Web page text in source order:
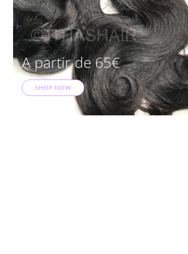
A partir de 65€
SHOP NOW